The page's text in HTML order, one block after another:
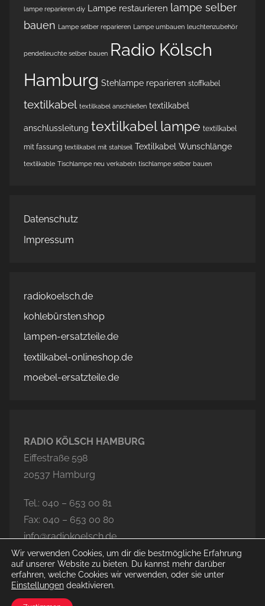
lampe reparieren diy Lampe restaurieren lampe selber
bauen Lampe selber reparieren Lampe umbauen leuchtenzubehör
pendelleuchte selber bauen Radio Kölsch
Hamburg Stehlampe reparieren stoffkabel
textilkabel textilkabel anschließen textilkabel
anschlussleitung textilkabel lampe textilkabel
mit fassung textilkabel mit stahlseil Textilkabel Wunschlänge
textilkable Tischlampe neu verkabeln tischlampe selber bauen
Datenschutz
Impressum
radiokoelsch.de
kohlebürsten.shop
lampen-ersatzteile.de
textilkabel-onlineshop.de
moebel-ersatzteile.de
RADIO KÖLSCH HAMBURG
Eiffestraße 598
20537 Hamburg
Tel.: 040 – 653 00 81
Fax: 040 – 653 00 80
info@radiokoelsch.de
Wir verwenden Cookies, um dir die bestmögliche Erfahrung
auf unserer Website zu bieten. Du kannst mehr darüber
erfahren, welche Cookies wir verwenden, oder sie unter
Einstellungen deaktivieren.